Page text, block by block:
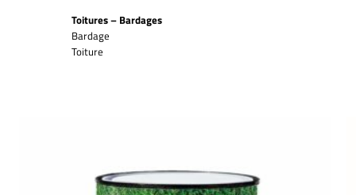
Toitures – Bardages
Bardage
Toiture